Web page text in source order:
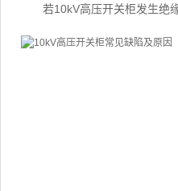
若10kV高压开关柜发生绝